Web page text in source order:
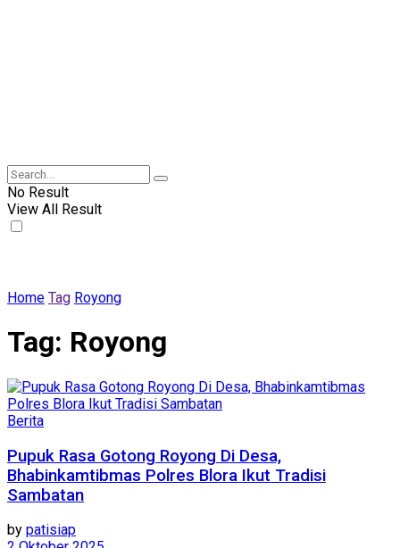
No Result
View All Result
Home Tag Royong
Tag: Royong
Berita
Pupuk Rasa Gotong Royong Di Desa,
Bhabinkamtibmas Polres Blora Ikut Tradisi
Sambatan
by patisiap